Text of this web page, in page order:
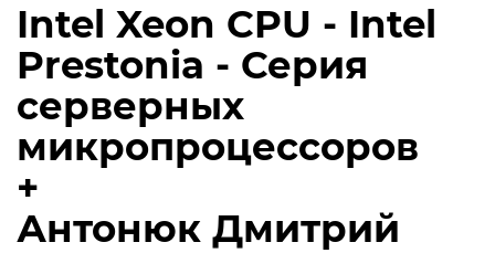
Intel Xeon CPU - Intel
Prestonia - Серия
серверных
микропроцессоров
+
Антонюк Дмитрий